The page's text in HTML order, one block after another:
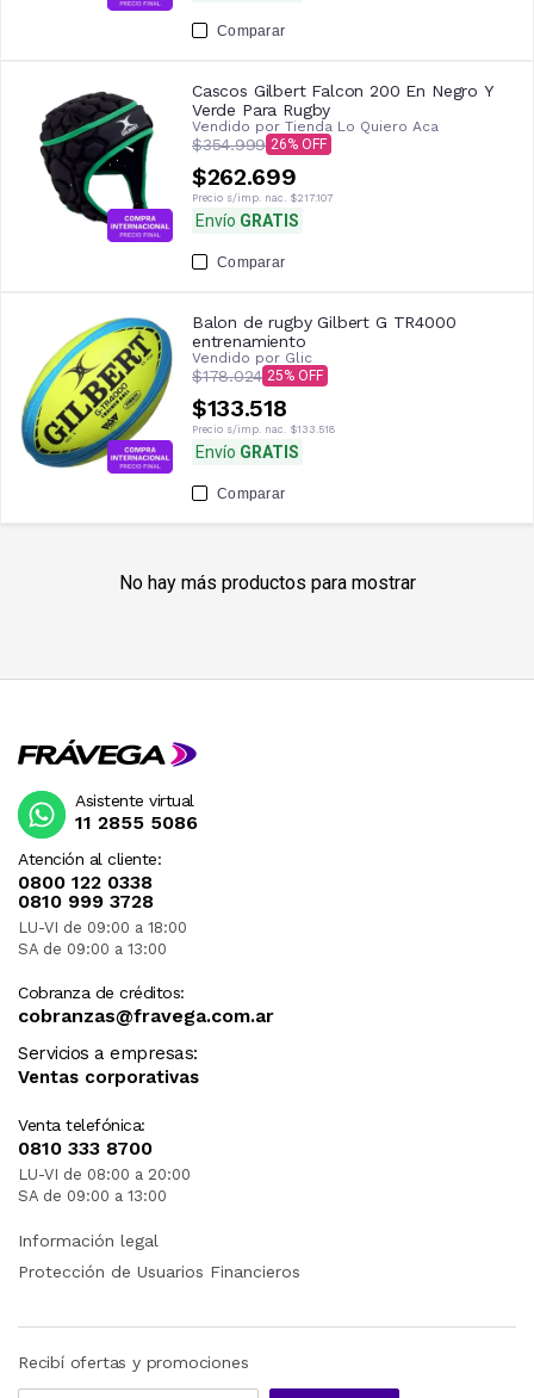
Comparar
Cascos Gilbert Falcon 200 En Negro Y
Verde Para Rugby
Vendido por Tienda Lo Quiero Aca
$354.999 26
$262.699
Precio s/imp. nac. $217.107
Envío GRATIS
Comparar
Balon de rugby Gilbert G TR4000
entrenamiento
Vendido por Glic
$178.024 25
$133.518
Precio s/imp. nac. $133.518
Envío GRATIS
Comparar
No hay más productos para mostrar
Atención al cliente:
0800 122 0338
0810 999 3728
LU-VI de 09:00 a 18:00
SA de 09:00 a 13:00
Cobranza de créditos:
cobranzas@fravega.com.ar
Servicios a empresas:
Ventas corporativas
Venta telefónica:
0810 333 8700
LU-VI de 08:00 a 20:00
SA de 09:00 a 13:00
Asistente virtual
11 2855 5086
Información legal
Protección de Usuarios Financieros
Recibí ofertas y promociones